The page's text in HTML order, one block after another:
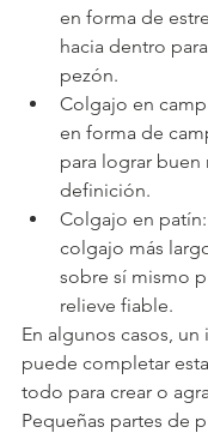
en forma de
hacia dentro
pezón.
Colgajo en
en forma de
para lograr buen
definición.
Colgajo en
colgajo más
sobre sí mismo
relieve fiable.
En algunos casos,
puede completar
todo para crear o
Pequeñas partes de